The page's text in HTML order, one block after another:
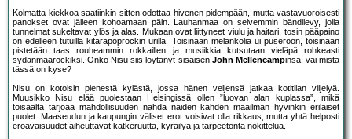
Kolmatta kiekkoa saatiinkin sitten odottaa hivenen pidempään, mutta vastavuoroisesti
panokset ovat jälleen kohoamaan päin. Lauhanmaa on selvemmin bändilevy, jolla
tunnelmat sukeltavat ylös ja alas. Mukaan ovat liittyneet viulu ja haitari, tosin pääpaino
on edelleen tutuilla kitarapoprockin urilla. Toisinaan melankolia ui puseroon, toisinaan
pistetään taas rouheammin rokkaillen ja musiikkia kutsutaan vieläpä rohkeasti
sydänmaarockiksi. Onko Nisu siis löytänyt sisäisen John Mellencampinsa, vai mistä
tässä on kyse?
Nisu on kotoisin pienestä kylästä, jossa hänen veljensä jatkaa kotitilan viljelyä.
Muusikko Nisu elää puolestaan Helsingissä ollen ”luovan alan kuplassa”, mikä
toisaalta tarjoaa mahdollisuuden nähdä näiden kahden maailman hyvinkin erilaiset
puolet. Maaseudun ja kaupungin väliset erot voisivat olla rikkaus, mutta yhtä helposti
eroavaisuudet aiheuttavat katkeruutta, kyräilyä ja tarpeetonta nokittelua.